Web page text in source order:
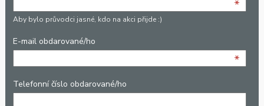
*
Aby bylo průvodci jasné, kdo na akci přijde :)
E-mail obdarované/ho
*
Telefonní číslo obdarované/ho